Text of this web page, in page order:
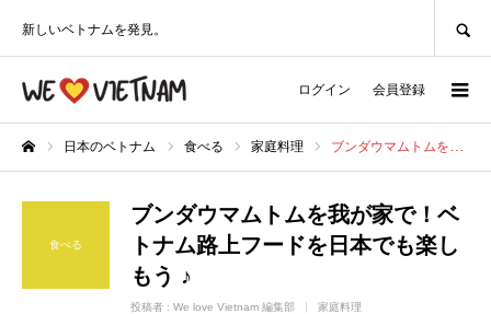
新しいベトナムを発見。
ログイン 会員登録
日本のベトナム 食べる 家庭料理 ブンダウマムトムを我が家で！ベトナム路上フードを日本でも楽しもう ♪
食べる
ブンダウマムトムを我が家で！ベ
トナム路上フードを日本でも楽し
もう ♪
投稿者 : We love Vietnam 編集部 家庭料理